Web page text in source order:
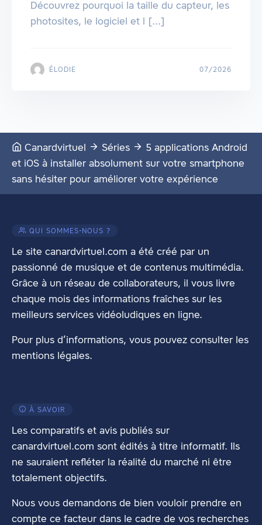
Découvrez pourquoi la taille du capteur, les
photosites, le logiciel et l [...]
ÉLODIE 07/2026
Canardvirtuel Séries
5 applications Android
et iOS à installer absolument sur votre smartphone
sans hésiter pour améliorer votre expérience
QUI SOMMES-NOUS ?
Le site canardvirtuel.com a été créé par un
passionné de musique et de contenus multimédia.
Grâce à un réseau de collaborateurs, il vous livre
chaque mois des informations fraîches sur les
meilleurs services vidéoludiques en ligne.
Pour plus d’informations, vous pouvez consulter les
mentions légales.
À SAVOIR
Les comparatifs et avis publiés sur
canardvirtuel.com sont édités à titre informatif. Ils
ne sauraient refléter la réalité du marché ni être
totalement objectifs.
Nous vous demandons de bien vouloir prendre en
compte ce facteur dans le cadre de vos recherches